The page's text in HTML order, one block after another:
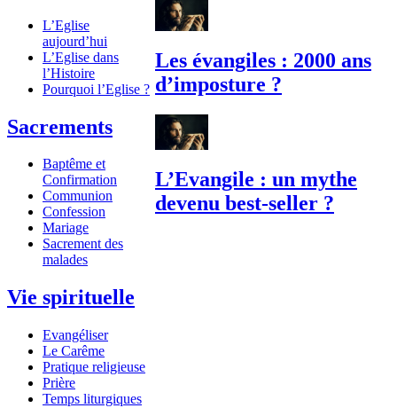
L’Eglise
aujourd’hui
L’Eglise dans
l’Histoire
Pourquoi l’Eglise ?
Sacrements
Baptême et
Confirmation
Communion
Confession
Mariage
Sacrement des
malades
Vie spirituelle
Evangéliser
Le Carême
Pratique religieuse
Prière
Temps liturgiques
Les évangiles : 2000 ans
d’imposture ?
L’Evangile : un mythe
devenu best-seller ?